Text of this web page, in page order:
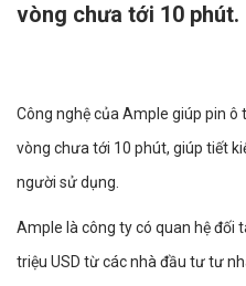
vòng chưa tới 10 phút.
Công nghệ của Ample giúp pin
vòng chưa tới 10 phút, giúp tiết
người sử dụng.
Ample là công ty có quan hệ đối
triệu USD từ các nhà đầu tư tư